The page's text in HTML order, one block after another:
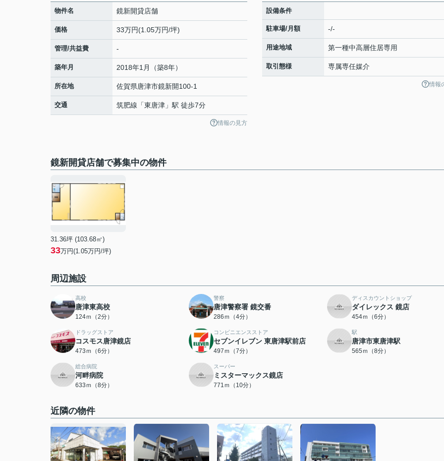
物件名 鏡新開貸店舗
価格 33万円(1.05万円/坪)
管理/共益費 -
築年月 2018年1月（築8年）
所在地 佐賀県唐津市鏡新開100-1
交通 筑肥線 「東唐津 」駅 徒歩7分
情報の見方
設備条件
駐車場/月額 -/-
用途地域 第一種中高層住居専用
取引態様 専属専任媒介
情報
鏡新開貸店舗で募集中の物件
31.36坪 (103.68㎡)
33万円(1.05万円/坪)
周辺施設
高校
唐津東高校
124ｍ（2分）
警察
唐津警察署 鏡交番
286ｍ（4分）
ディスカウントショップ
ダイレックス 鏡店
454ｍ（6分）
ドラッグストア
コスモス唐津鏡店
473ｍ（6分）
コンビニエンスストア
セブンイレブン 東唐津駅前店
497ｍ（7分）
駅
唐津市東唐津駅
565ｍ（8分）
総合病院
河畔病院
633ｍ（8分）
スーパー
ミスターマックス鏡店
771ｍ（10分）
近隣の物件